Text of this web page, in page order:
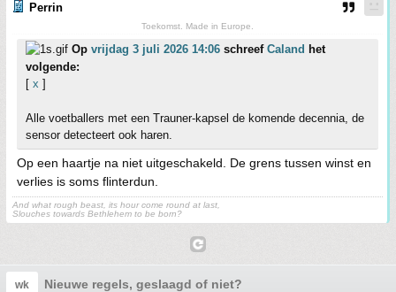
Perrin
Toekomst. Made in Europe.
Op vrijdag 3 juli 2026 14:06 schreef Caland het
volgende:
[ x ]
Alle voetballers met een Trauner-kapsel de komende decennia, de
sensor detecteert ook haren.
Op een haartje na niet uitgeschakeld. De grens tussen winst en
verlies is soms flinterdun.
And what rough beast, its hour come round at last,
Slouches towards Bethlehem to be born?
wk Nieuwe regels, geslaagd of niet?